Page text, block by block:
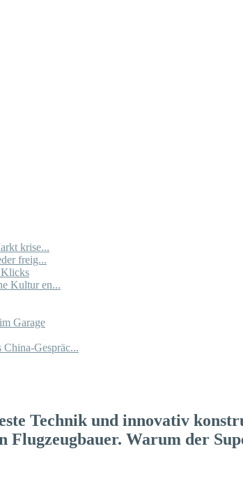
krise...
freig...
Klicks
Kultur en...
Garage
Gespräc...
Technik und innovativ
Flugzeugbauer. Warum der